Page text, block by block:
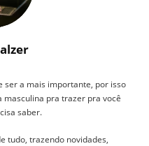
ser a mais importante, por isso
pra trazer pra você
saber.
tudo, trazendo novidades,